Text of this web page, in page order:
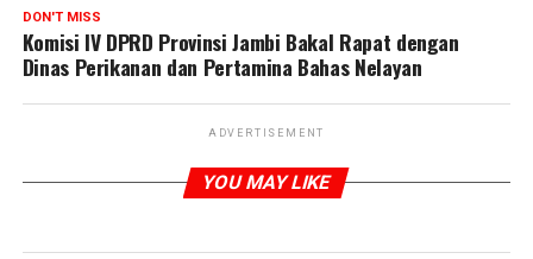
DON'T MISS
Komisi IV DPRD Provinsi Jambi Bakal Rapat dengan
Dinas Perikanan dan Pertamina Bahas Nelayan
ADVERTISEMENT
YOU MAY LIKE